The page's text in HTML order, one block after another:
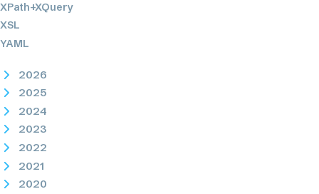
XPath+XQuery
XSL
YAML
2026
2025
2024
2023
2022
2021
2020